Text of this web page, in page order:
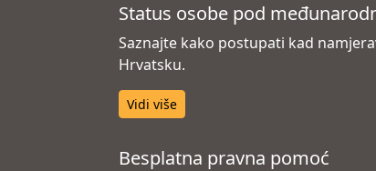
Status osobe pod
Saznajte kako postupati kad
Hrvatsku.
Vidi više
Besplatna pravna pomoć